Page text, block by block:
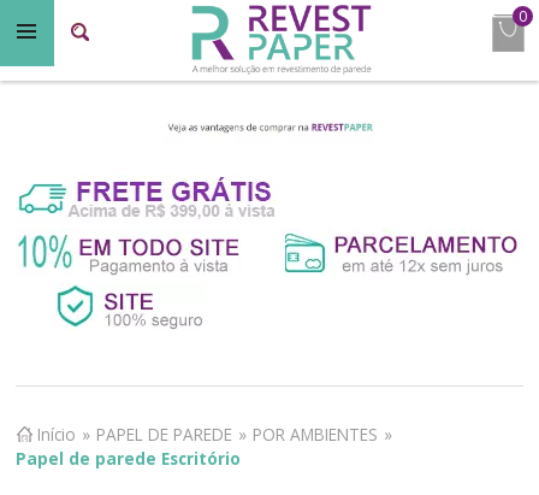
0
Início » PAPEL DE PAREDE » POR AMBIENTES »
Papel de parede Escritório